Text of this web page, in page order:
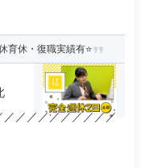
育休・復職実績有⭐
／／／／／／／／／